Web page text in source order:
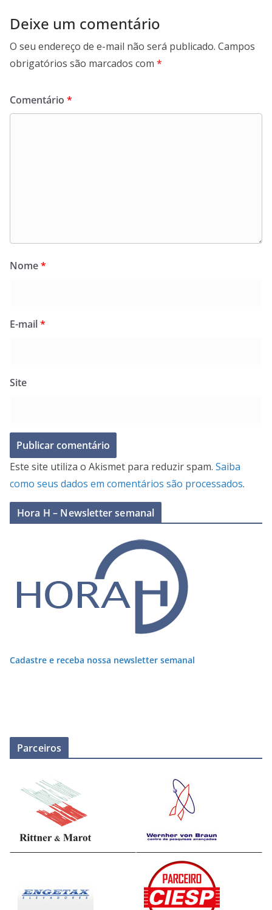
Deixe um comentário
O seu endereço de e-mail não será publicado. Campos
obrigatórios são marcados com *
Comentário *
Nome*
E-mail*
Site
Este site utiliza o Akismet para reduzir spam. Saiba
como seus dados em comentários são processados.
Hora H – Newsletter semanal
Cadastre e receba nossa newsletter semanal
Parceiros